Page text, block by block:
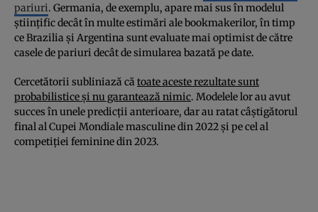
pariuri. Germania, de exemplu, apare mai sus în modelul
științific decât în multe estimări ale bookmakerilor, în timp
ce Brazilia și Argentina sunt evaluate mai optimist de către
casele de pariuri decât de simularea bazată pe date.
Cercetătorii subliniază că toate aceste rezultate sunt
probabilistice și nu garantează nimic. Modelele lor au avut
succes în unele predicții anterioare, dar au ratat câștigătorul
final al Cupei Mondiale masculine din 2022 și pe cel al
competiției feminine din 2023.